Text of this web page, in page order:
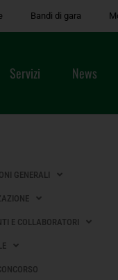
Bandi di gara
Servizi News
14/09/2018
00:00:00
GENERALI
E COLLABORATORI